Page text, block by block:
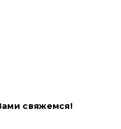
свяжемся!